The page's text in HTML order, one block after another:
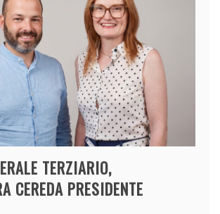
TERZIARIO,
CEREDA PRESIDENTE